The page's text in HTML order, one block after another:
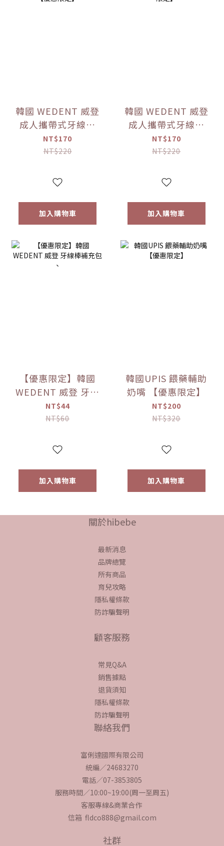
韓國 WEDENT 威登
成人攜帶式牙線棒
(直式)(顏色隨機)
【優惠限定】
NT$170
NT$220
加入購物車
韓國 WEDENT 威登
成人攜帶式牙線棒
(顏色隨機) 【優惠
限定】
NT$170
NT$220
加入購物車
【優惠限定】韓國
WEDENT 威登 牙線
棒補充包 、
NT$44
NT$60
加入購物車
韓國UPIS 餵藥輔助
奶嘴 【優惠限定】
NT$200
NT$320
加入購物車
關於hibebe
最新消息
品牌總覽
所有商品
育兒攻略
隱私權條款
防詐騙聲明
顧客服務
常見Q&A
銷售據點
退貨須知
隱私權條款
防詐騙聲明
聯絡我們
富俐達國際有限公司
統編／24683270
電話／07-3853805
服務時間／10:00~19:00(周一至周五)
客服專線&商業合作
信箱 fldco888@gmail.com
社群